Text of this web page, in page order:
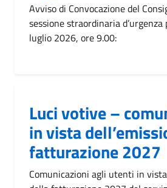
Avviso di Convocazione del
sessione straordinaria
luglio 2026, ore 9.00:
Luci votive –
in vista
fatturazione 2027
Comunicazioni agli utenti in